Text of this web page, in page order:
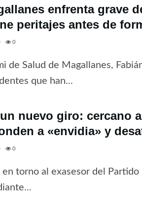
enfrenta grave
peritajes antes de
0
de Salud de Magallanes,
que han...
nuevo giro: cercano
a «envidia» y
0
en torno al exasesor del